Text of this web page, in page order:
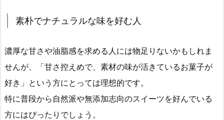
素朴でナチュラルな味を好む人
濃厚な甘さや油脂感を求める人には物足りないかもしれま
せんが、「甘さ控えめで、素材の味が活きているお菓子が
好き」という方にとっては理想的です。
特に普段から自然派や無添加志向のスイーツを好んでいる
方にはぴったりでしょう。